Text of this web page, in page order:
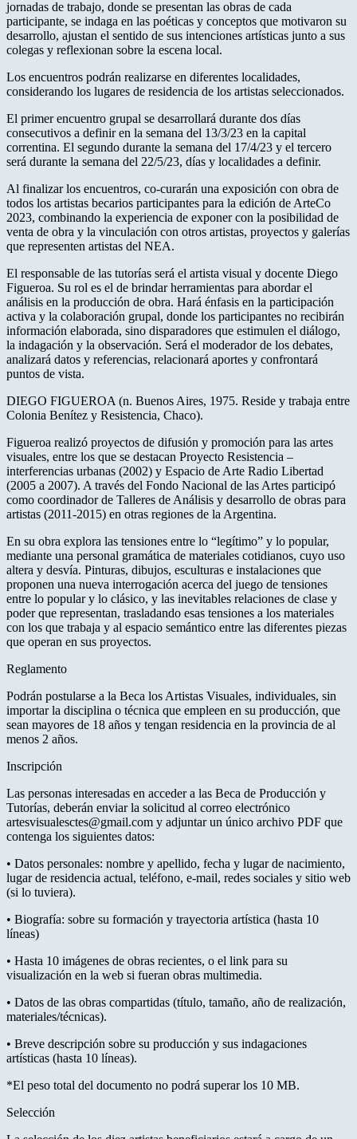
jornadas de trabajo, donde se presentan las obras de cada
participante, se indaga en las poéticas y conceptos que motivaron su
desarrollo, ajustan el sentido de sus intenciones artísticas junto a sus
colegas y reflexionan sobre la escena local.
Los encuentros podrán realizarse en diferentes localidades,
considerando los lugares de residencia de los artistas seleccionados.
El primer encuentro grupal se desarrollará durante dos días
consecutivos a definir en la semana del 13/3/23 en la capital
correntina. El segundo durante la semana del 17/4/23 y el tercero
será durante la semana del 22/5/23, días y localidades a definir.
Al finalizar los encuentros, co-curarán una exposición con obra de
todos los artistas becarios participantes para la edición de ArteCo
2023, combinando la experiencia de exponer con la posibilidad de
venta de obra y la vinculación con otros artistas, proyectos y galerías
que representen artistas del NEA.
El responsable de las tutorías será el artista visual y docente Diego
Figueroa. Su rol es el de brindar herramientas para abordar el
análisis en la producción de obra. Hará énfasis en la participación
activa y la colaboración grupal, donde los participantes no recibirán
información elaborada, sino disparadores que estimulen el diálogo,
la indagación y la observación. Será el moderador de los debates,
analizará datos y referencias, relacionará aportes y confrontará
puntos de vista.
DIEGO FIGUEROA (n. Buenos Aires, 1975. Reside y trabaja entre
Colonia Benítez y Resistencia, Chaco).
Figueroa realizó proyectos de difusión y promoción para las artes
visuales, entre los que se destacan Proyecto Resistencia –
interferencias urbanas (2002) y Espacio de Arte Radio Libertad
(2005 a 2007). A través del Fondo Nacional de las Artes participó
como coordinador de Talleres de Análisis y desarrollo de obras para
artistas (2011-2015) en otras regiones de la Argentina.
En su obra explora las tensiones entre lo “legítimo” y lo popular,
mediante una personal gramática de materiales cotidianos, cuyo uso
altera y desvía. Pinturas, dibujos, esculturas e instalaciones que
proponen una nueva interrogación acerca del juego de tensiones
entre lo popular y lo clásico, y las inevitables relaciones de clase y
poder que representan, trasladando esas tensiones a los materiales
con los que trabaja y al espacio semántico entre las diferentes piezas
que operan en sus proyectos.
Reglamento
Podrán postularse a la Beca los Artistas Visuales, individuales, sin
importar la disciplina o técnica que empleen en su producción, que
sean mayores de 18 años y tengan residencia en la provincia de al
menos 2 años.
Inscripción
Las personas interesadas en acceder a las Beca de Producción y
Tutorías, deberán enviar la solicitud al correo electrónico
artesvisualesctes@gmail.com y adjuntar un único archivo PDF que
contenga los siguientes datos:
• Datos personales: nombre y apellido, fecha y lugar de nacimiento,
lugar de residencia actual, teléfono, e-mail, redes sociales y sitio web
(si lo tuviera).
• Biografía: sobre su formación y trayectoria artística (hasta 10
líneas)
• Hasta 10 imágenes de obras recientes, o el link para su
visualización en la web si fueran obras multimedia.
• Datos de las obras compartidas (título, tamaño, año de realización,
materiales/técnicas).
• Breve descripción sobre su producción y sus indagaciones
artísticas (hasta 10 líneas).
*El peso total del documento no podrá superar los 10 MB.
Selección